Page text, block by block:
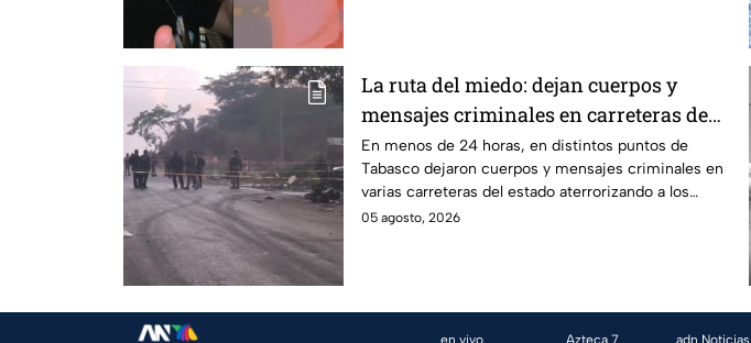
La ruta del miedo: dejan cuerpos y
mensajes criminales en carreteras de
Tabasco en un solo día
En menos de 24 horas, en distintos puntos de
Tabasco dejaron cuerpos y mensajes criminales en
varias carreteras del estado aterrorizando a los
habitantes. El gobierno no puede controlar la crisis
05 agosto, 2026
en vivo Azteca 7 adn Noticias